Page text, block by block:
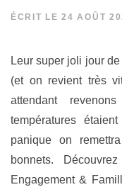
ÉCRIT LE24 AOÛT
Leur super joli jour
(et on revient très
attendant
températures
panique on
bonnets.
Engagement &